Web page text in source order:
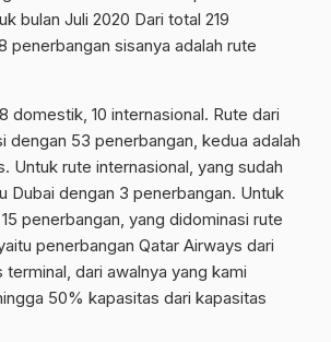
bulan Juli 2020 Dari total 219
penerbangan sisanya adalah rute
domestik, 10 internasional. Rute dari
53 penerbangan, kedua adalah
Untuk rute internasional, yang sudah
Dubai dengan 3 penerbangan. Untuk
penerbangan, yang didominasi rute
penerbangan Qatar Airways dari
dari awalnya yang kami
50% kapasitas dari kapasitas